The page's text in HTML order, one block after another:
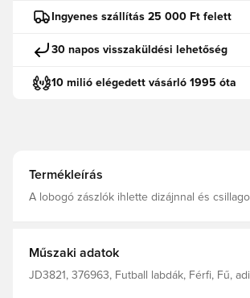
Ingyenes szállítás 25 000 Ft felett
30 napos visszaküldési lehetőség
10 milió elégedett vásárló 1995 óta
Termékleírás
A lobogó zászlók ihlette dizájnnal és
Butil belső. 100% hőre lágyuló poliuretán
Műszaki adatok
JD3821, 376963, Futball labdák, Férfi, Fű,